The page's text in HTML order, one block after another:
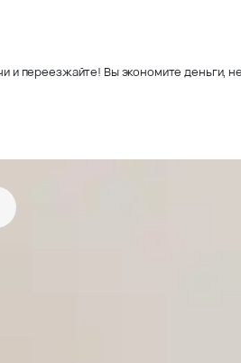
переезжайте! Вы экономите деньги,